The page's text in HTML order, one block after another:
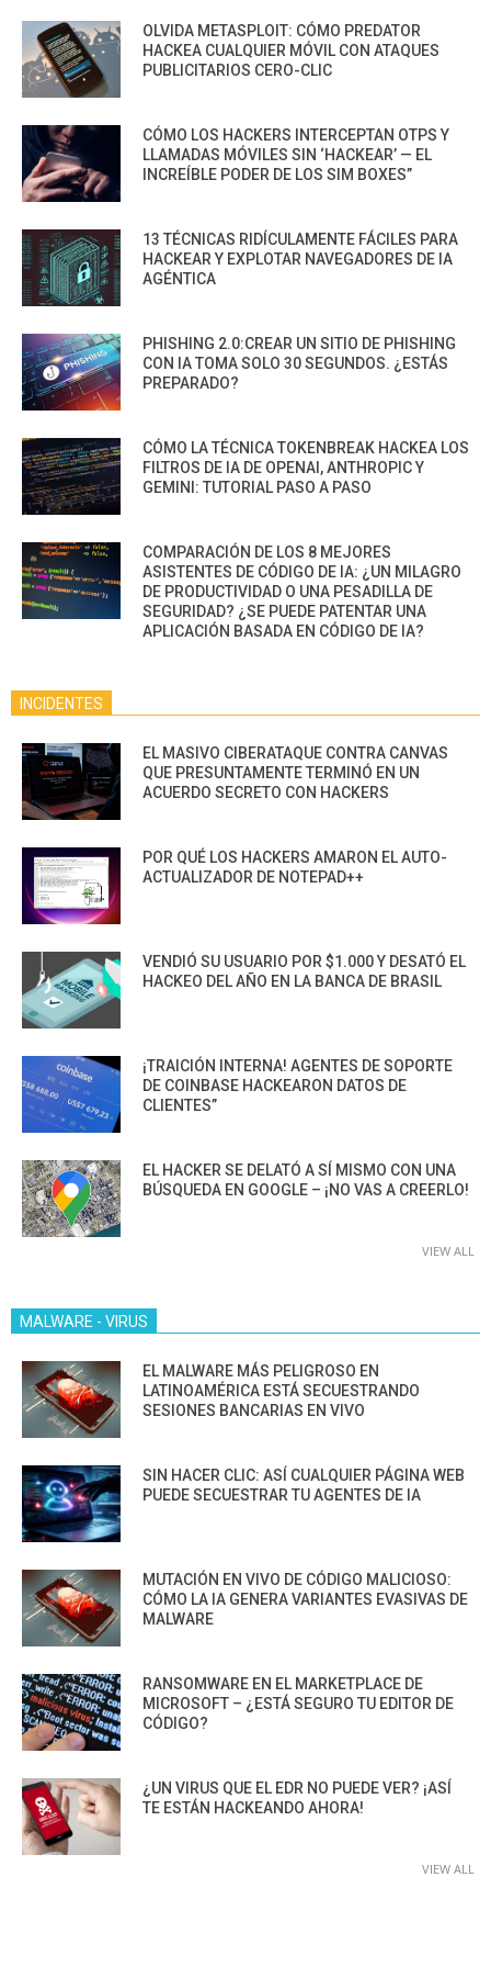
OLVIDA METASPLOIT: CÓMO PREDATOR
HACKEA CUALQUIER MÓVIL CON ATAQUES
PUBLICITARIOS CERO-CLIC
CÓMO LOS HACKERS INTERCEPTAN OTPS Y
LLAMADAS MÓVILES SIN ‘HACKEAR’ — EL
INCREÍBLE PODER DE LOS SIM BOXES”
13 TÉCNICAS RIDÍCULAMENTE FÁCILES PARA
HACKEAR Y EXPLOTAR NAVEGADORES DE IA
AGÉNTICA
PHISHING 2.0:CREAR UN SITIO DE PHISHING
CON IA TOMA SOLO 30 SEGUNDOS. ¿ESTÁS
PREPARADO?
CÓMO LA TÉCNICA TOKENBREAK HACKEA LOS
FILTROS DE IA DE OPENAI, ANTHROPIC Y
GEMINI: TUTORIAL PASO A PASO
COMPARACIÓN DE LOS 8 MEJORES
ASISTENTES DE CÓDIGO DE IA: ¿UN MILAGRO
DE PRODUCTIVIDAD O UNA PESADILLA DE
SEGURIDAD? ¿SE PUEDE PATENTAR UNA
APLICACIÓN BASADA EN CÓDIGO DE IA?
INCIDENTES
EL MASIVO CIBERATAQUE CONTRA CANVAS
QUE PRESUNTAMENTE TERMINÓ EN UN
ACUERDO SECRETO CON HACKERS
POR QUÉ LOS HACKERS AMARON EL AUTO-
ACTUALIZADOR DE NOTEPAD++
VENDIÓ SU USUARIO POR $1.000 Y DESATÓ EL
HACKEO DEL AÑO EN LA BANCA DE BRASIL
¡TRAICIÓN INTERNA! AGENTES DE SOPORTE
DE COINBASE HACKEARON DATOS DE
CLIENTES”
EL HACKER SE DELATÓ A SÍ MISMO CON UNA
BÚSQUEDA EN GOOGLE – ¡NO VAS A CREERLO!
VIEW ALL
MALWARE - VIRUS
EL MALWARE MÁS PELIGROSO EN
LATINOAMÉRICA ESTÁ SECUESTRANDO
SESIONES BANCARIAS EN VIVO
SIN HACER CLIC: ASÍ CUALQUIER PÁGINA WEB
PUEDE SECUESTRAR TU AGENTES DE IA
MUTACIÓN EN VIVO DE CÓDIGO MALICIOSO:
CÓMO LA IA GENERA VARIANTES EVASIVAS DE
MALWARE
RANSOMWARE EN EL MARKETPLACE DE
MICROSOFT – ¿ESTÁ SEGURO TU EDITOR DE
CÓDIGO?
¿UN VIRUS QUE EL EDR NO PUEDE VER? ¡ASÍ
TE ESTÁN HACKEANDO AHORA!
VIEW ALL